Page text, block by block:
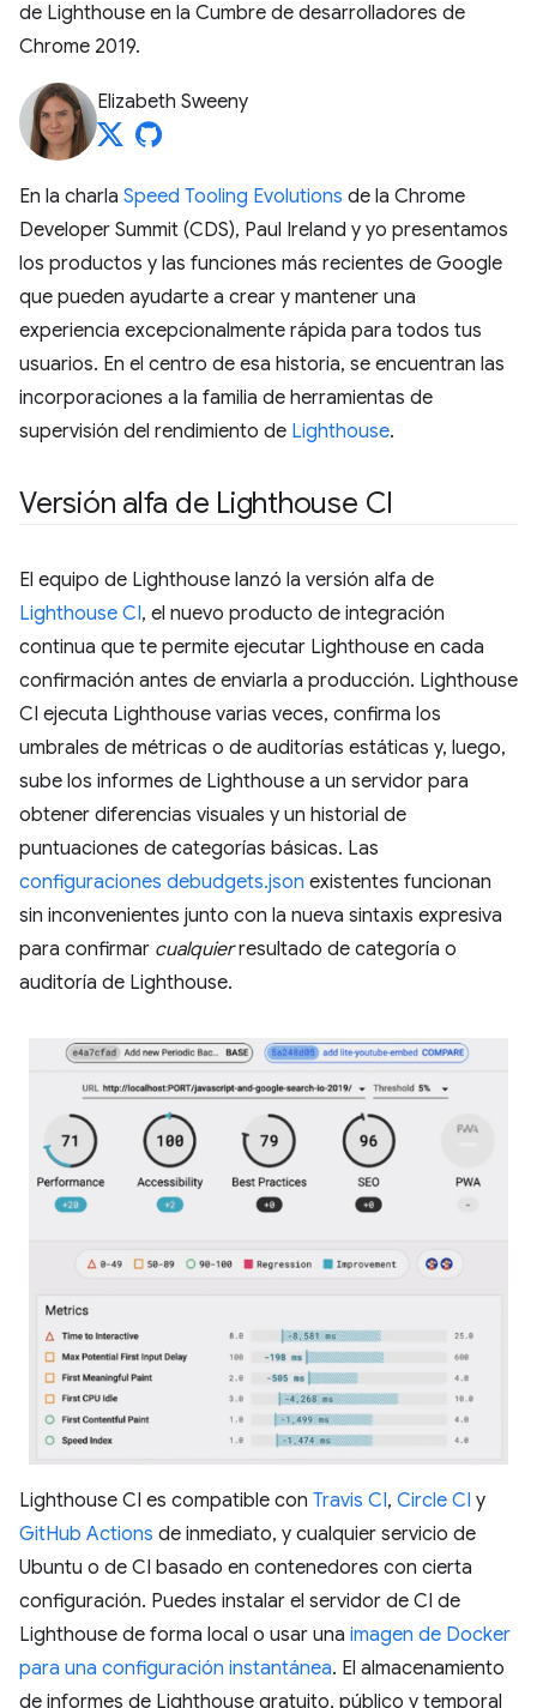
de Lighthouse en la Cumbre de desarrolladores de
Chrome 2019.
Elizabeth Sweeny
En la charla Speed Tooling Evolutions de la Chrome
Developer Summit (CDS), Paul Ireland y yo presentamos
los productos y las funciones más recientes de Google
que pueden ayudarte a crear y mantener una
experiencia excepcionalmente rápida para todos tus
usuarios. En el centro de esa historia, se encuentran las
incorporaciones a la familia de herramientas de
supervisión del rendimiento de Lighthouse.
Versión alfa de Lighthouse CI
El equipo de Lighthouse lanzó la versión alfa de
Lighthouse CI, el nuevo producto de integración
continua que te permite ejecutar Lighthouse en cada
confirmación antes de enviarla a producción. Lighthouse
CI ejecuta Lighthouse varias veces, confirma los
umbrales de métricas o de auditorías estáticas y, luego,
sube los informes de Lighthouse a un servidor para
obtener diferencias visuales y un historial de
puntuaciones de categorías básicas. Las
configuraciones debudgets.json existentes funcionan
sin inconvenientes junto con la nueva sintaxis expresiva
para confirmar cualquierresultado de categoría o
auditoría de Lighthouse.
Lighthouse CI es compatible con Travis CI, Circle CI y
GitHub Actions de inmediato, y cualquier servicio de
Ubuntu o de CI basado en contenedores con cierta
configuración. Puedes instalar el servidor de CI de
Lighthouse de forma local o usar una imagen de Docker
para una configuración instantánea. El almacenamiento
de informes de Lighthouse gratuito, público y temporal